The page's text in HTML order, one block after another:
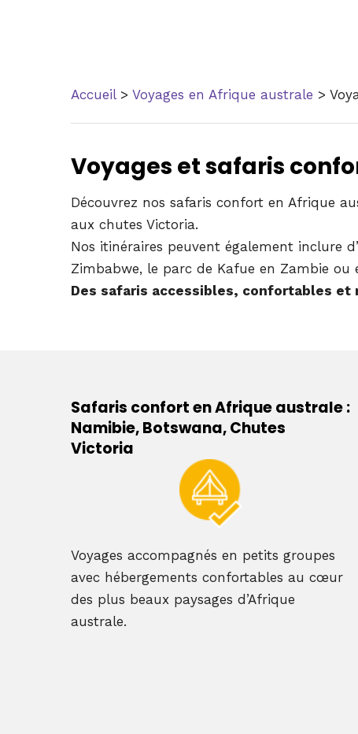
Accueil > Voyages en Afrique australe >
Voyages et safaris
Découvrez nos safaris confort en Afrique
aux chutes Victoria.
Nos itinéraires peuvent également inclure
Zimbabwe, le parc de Kafue en Zambie ou
Des safaris accessibles, confortables et
Safaris confort en Afrique australe :
Namibie, Botswana, Chutes
Victoria
Voyages accompagnés en petits groupes
avec hébergements confortables au cœur
des plus beaux paysages d’Afrique
australe.